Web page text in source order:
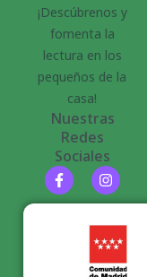
¡Descúbrenos y
fomenta la
lectura en los
pequeños de la
casa!
Nuestras
Redes
Sociales